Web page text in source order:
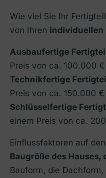
Wie viel Sie Ihr
von Ihren individuellen
Ausbaufertige
Preis von ca. 100.000 €
Technikfertige
Preis von ca. 150.000 €
Schlüsselfertige
einem Preis von ca.
Einflussfaktoren auf
Baugröße des Hauses,
Bauform, die